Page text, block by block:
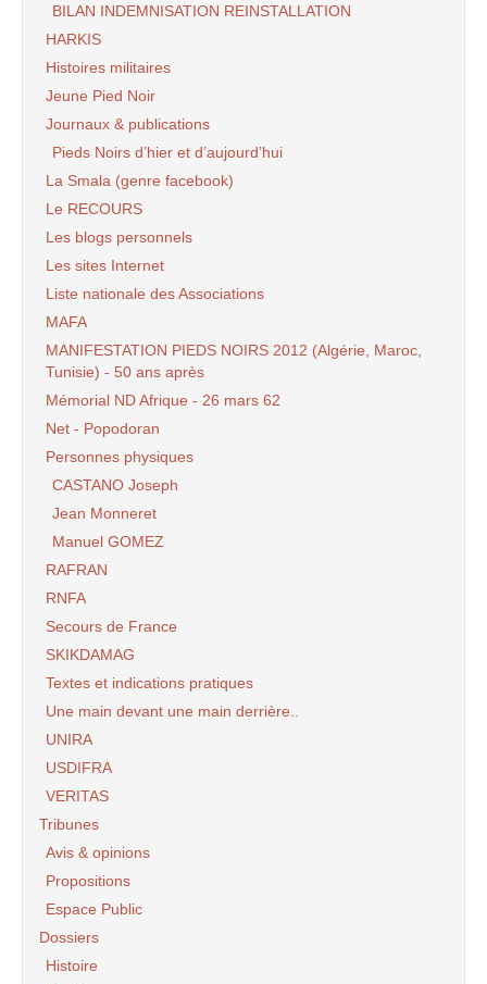
BILAN INDEMNISATION REINSTALLATION
HARKIS
Histoires militaires
Jeune Pied Noir
Journaux & publications
Pieds Noirs d’hier et d’aujourd’hui
La Smala (genre facebook)
Le RECOURS
Les blogs personnels
Les sites Internet
Liste nationale des Associations
MAFA
MANIFESTATION PIEDS NOIRS 2012 (Algérie, Maroc,
Tunisie) - 50 ans après
Mémorial ND Afrique - 26 mars 62
Net - Popodoran
Personnes physiques
CASTANO Joseph
Jean Monneret
Manuel GOMEZ
RAFRAN
RNFA
Secours de France
SKIKDAMAG
Textes et indications pratiques
Une main devant une main derrière..
UNIRA
USDIFRA
VERITAS
Tribunes
Avis & opinions
Propositions
Espace Public
Dossiers
Histoire